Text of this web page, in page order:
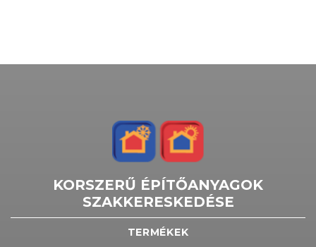
KORSZERŰ ÉPÍTŐANYAGOK
SZAKKERESKEDÉSE
TERMÉKEK